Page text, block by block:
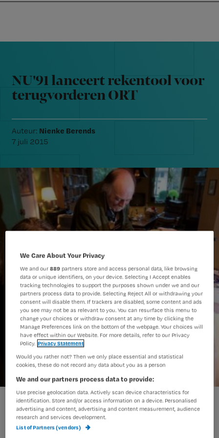
navigation
content
Nursing
Plan voor coöperatie wijkverpleegkundigen
NU'91 lanceert rekentool voor
terugvorderen ORT
Auteur: Nienke Berends
7 juli 2015
We Care About Your Privacy
We and our889 partners store and access personal data, like browsing
data or unique identifiers, on your device. Selecting I Accept enables
tracking technologies to support the purposes shown under we and our
partners process data to provide. Selecting Reject All or withdrawing your
consent will disable them. If trackers are disabled, some content and ads
you see may not be as relevant to you. You can resurface this menu to
change your choices or withdraw consent at any time by clicking the
Manage Preferences link on the bottom of the webpage. Your choices will
have effect within our Website. For more details, refer to our Privacy
Policy. Privacy Statement
Would you rather not? Then we only place essential and statistical
cookies, these do not record any data about you as a person
We and our partners process data to provide:
Use precise geolocation data. Actively scan device characteristics for
identification. Store and/or access information on a device. Personalised
advertising and content, advertising and content measurement, audience
research and services development.
List of Partners (vendors)